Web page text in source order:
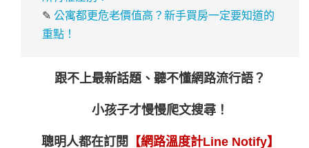
✎公寓都更危老價值高？新手買房一定要知道的
重點！
跟不上最新話題、聽不懂網路流行語？
小孩子才慢慢爬文搜尋！
聰明人都在訂閱 【網路溫度計Line Notify】